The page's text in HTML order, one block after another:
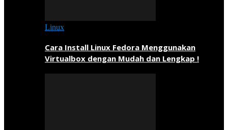
Linux
Cara Install Linux Fedora Menggunakan
Virtualbox dengan Mudah dan Lengkap !